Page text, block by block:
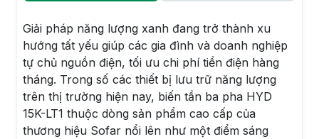
Giải pháp năng lượng xanh đang trở thành xu
hướng tất yếu giúp các gia đình và doanh nghiệp
tự chủ nguồn điện, tối ưu chi phí tiền điện hàng
tháng. Trong số các thiết bị lưu trữ năng lượng
trên thị trường hiện nay, biến tần ba pha HYD
15K-LT1 thuộc dòng sản phẩm cao cấp của
thương hiệu Sofar nổi lên như một điểm sáng